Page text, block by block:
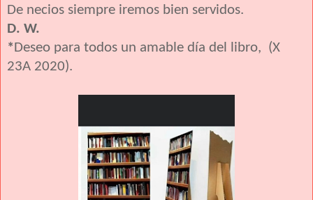
De necios siempre iremos bien servidos.
D. W.
*Deseo para todos un amable día del libro, (X
23A 2020).